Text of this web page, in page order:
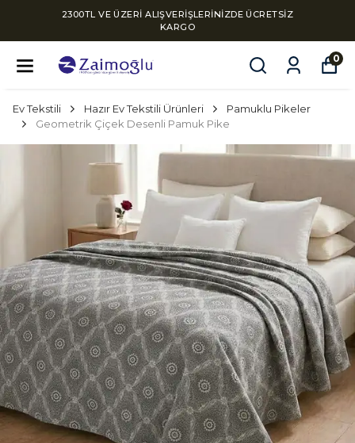
2300TL VE ÜZERİ ALIŞVERİŞLERİNİZDE ÜCRETSİZ
KARGO
0
Ev Tekstili Hazır Ev Tekstili Ürünleri
Pamuklu Pikeler
Geometrik Çiçek Desenli Pamuk Pike